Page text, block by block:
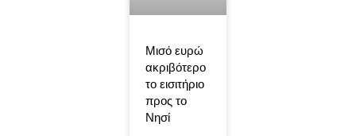
Μισό ευρώ
ακριβότερο
το εισιτήριο
προς το
Νησί